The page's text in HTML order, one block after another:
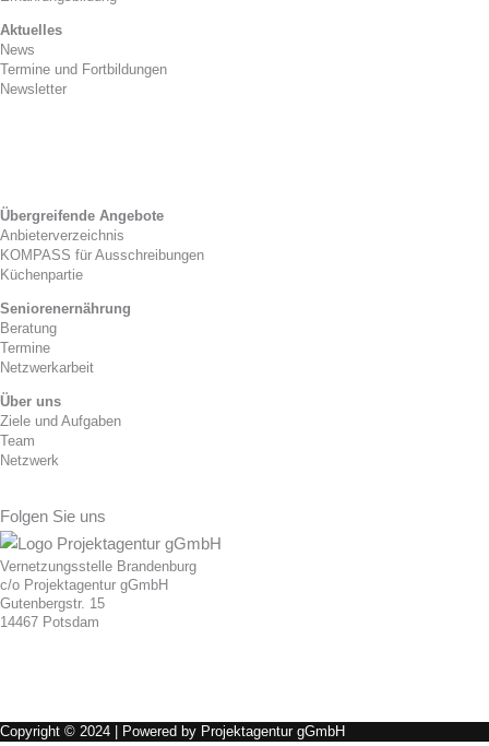
Aktuelles
News
Termine und Fortbildungen
Newsletter
Übergreifende Angebote
Anbieterverzeichnis
KOMPASS für Ausschreibungen
Küchenpartie
Seniorenernährung
Beratung
Termine
Netzwerkarbeit
Über uns
Ziele und Aufgaben
Team
Netzwerk
Folgen Sie uns
Vernetzungsstelle Brandenburg
c/o Projektagentur gGmbH
Gutenbergstr. 15
14467 Potsdam
Copyright © 2024 | Powered by Projektagentur gGmbH